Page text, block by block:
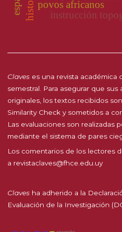
povos africanos
instrucción
Claves es una revista académica
semestral. Para asegurar que
originales, los textos recibidos
Similarity Check y sometidos a
Las evaluaciones son realizadas
mediante el sistema de pares
Los comentarios de los lectores
a revistaclaves@fhce.edu.uy
Claves ha adherido a la
Evaluación de la Investigación